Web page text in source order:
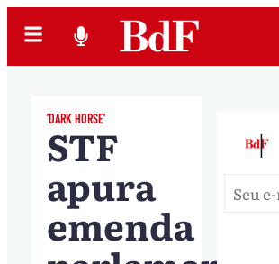
'DARK HORSE'
STF
apura
emenda
|